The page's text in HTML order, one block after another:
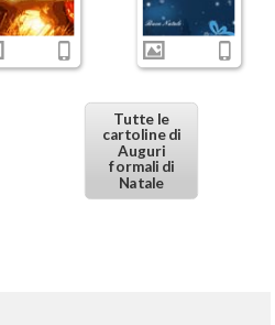
Tutte le
cartoline di
Auguri
formali di
Natale